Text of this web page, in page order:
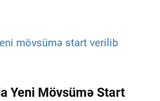
Yeni Mövsümə Start